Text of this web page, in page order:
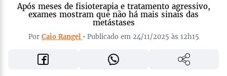
Após meses de fisioterapia e tratamento agressivo,
exames mostram que não há mais sinais das
metástases
Por Caio Rangel • Publicado em 24/11/2025 às 12h15